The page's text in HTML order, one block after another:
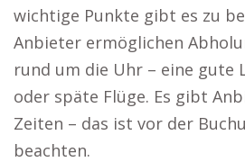
wichtige Punkte gibt es zu
Anbieter ermöglichen
rund um die Uhr – eine gute
oder späte Flüge. Es gibt
Zeiten – das ist vor der
beachten.